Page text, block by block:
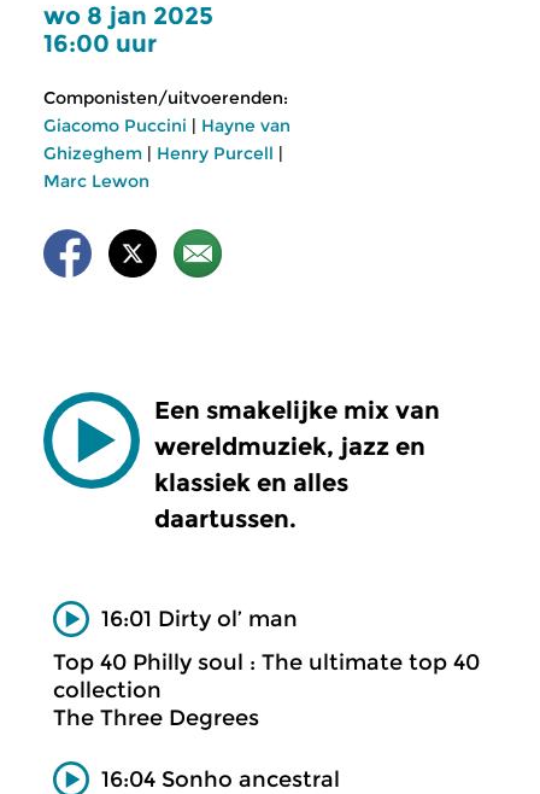
wo 8 jan 2025
16:00 uur
Componisten/uitvoerenden:
Giacomo Puccini | Hayne van
Ghizeghem | Henry Purcell |
Marc Lewon
Een smakelijke mix van
wereldmuziek, jazz en
klassiek en alles
daartussen.
16:01 Dirty ol’ man
Top 40 Philly soul : The ultimate top 40
collection
The Three Degrees
16:04 Sonho ancestral